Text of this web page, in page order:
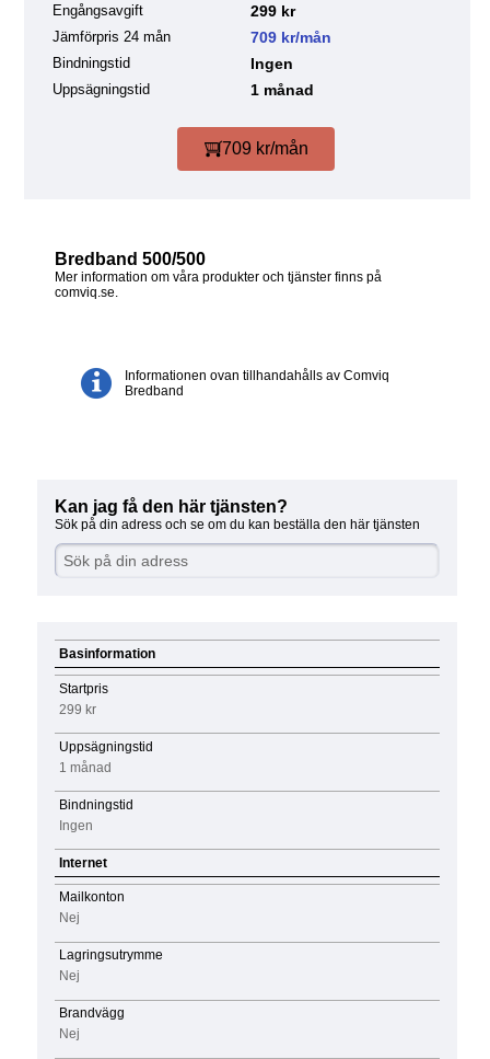
Engångsavgift 299 kr
Jämförpris 24 mån 709 kr/mån
Bindningstid Ingen
Uppsägningstid 1 månad
709 kr/mån
Bredband 500/500
Mer information om våra produkter och tjänster finns på
comviq.se.
Informationen ovan tillhandahålls av Comviq
Bredband
Kan jag få den här tjänsten?
Sök på din adress och se om du kan beställa den här tjänsten
Basinformation
Startpris
299 kr
Uppsägningstid
1 månad
Bindningstid
Ingen
Internet
Mailkonton
Nej
Lagringsutrymme
Nej
Brandvägg
Nej